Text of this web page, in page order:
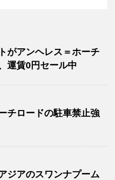
がアンヘレス＝ホーチ
運賃0円セール中
チロードの駐車禁止強
ジアのスワンナプーム